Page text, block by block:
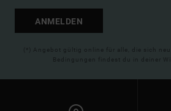
ANMELDEN
(*) Angebot gültig online für alle, die sich
Bedingungen findest du in deiner